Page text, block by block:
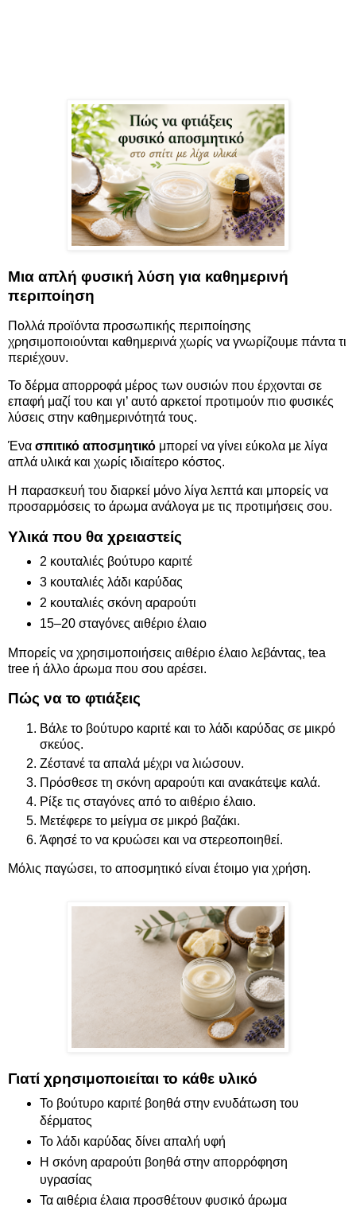
Μια απλή φυσική λύση για καθημερινή
περιποίηση
Πολλά προϊόντα προσωπικής περιποίησης
χρησιμοποιούνται καθημερινά χωρίς να γνωρίζουμε πάντα τι
περιέχουν.
Το δέρμα απορροφά μέρος των ουσιών που έρχονται σε
επαφή μαζί του και γι’ αυτό αρκετοί προτιμούν πιο φυσικές
λύσεις στην καθημερινότητά τους.
Ένα σπιτικό αποσμητικό μπορεί να γίνει εύκολα με λίγα
απλά υλικά και χωρίς ιδιαίτερο κόστος.
Η παρασκευή του διαρκεί μόνο λίγα λεπτά και μπορείς να
προσαρμόσεις το άρωμα ανάλογα με τις προτιμήσεις σου.
Υλικά που θα χρειαστείς
2 κουταλιές βούτυρο καριτέ
3 κουταλιές λάδι καρύδας
2 κουταλιές σκόνη αραρούτι
15–20 σταγόνες αιθέριο έλαιο
Μπορείς να χρησιμοποιήσεις αιθέριο έλαιο λεβάντας, tea
tree ή άλλο άρωμα που σου αρέσει.
Πώς να το φτιάξεις
Βάλε το βούτυρο καριτέ και το λάδι καρύδας σε μικρό
σκεύος.
Ζέστανέ τα απαλά μέχρι να λιώσουν.
Πρόσθεσε τη σκόνη αραρούτι και ανακάτεψε καλά.
Ρίξε τις σταγόνες από το αιθέριο έλαιο.
Μετέφερε το μείγμα σε μικρό βαζάκι.
Άφησέ το να κρυώσει και να στερεοποιηθεί.
Μόλις παγώσει, το αποσμητικό είναι έτοιμο για χρήση.
Γιατί χρησιμοποιείται το κάθε υλικό
Το βούτυρο καριτέ βοηθά στην ενυδάτωση του
δέρματος
Το λάδι καρύδας δίνει απαλή υφή
Η σκόνη αραρούτι βοηθά στην απορρόφηση
υγρασίας
Τα αιθέρια έλαια προσθέτουν φυσικό άρωμα